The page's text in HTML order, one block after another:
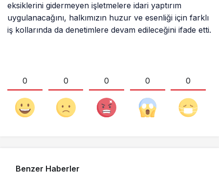
eksiklerini gidermeyen işletmelere idari yaptırım
uygulanacağını, halkımızın huzur ve esenliği için farklı
iş kollarında da denetimlere devam edileceğini ifade etti.
0 0 0 0 0
Benzer Haberler